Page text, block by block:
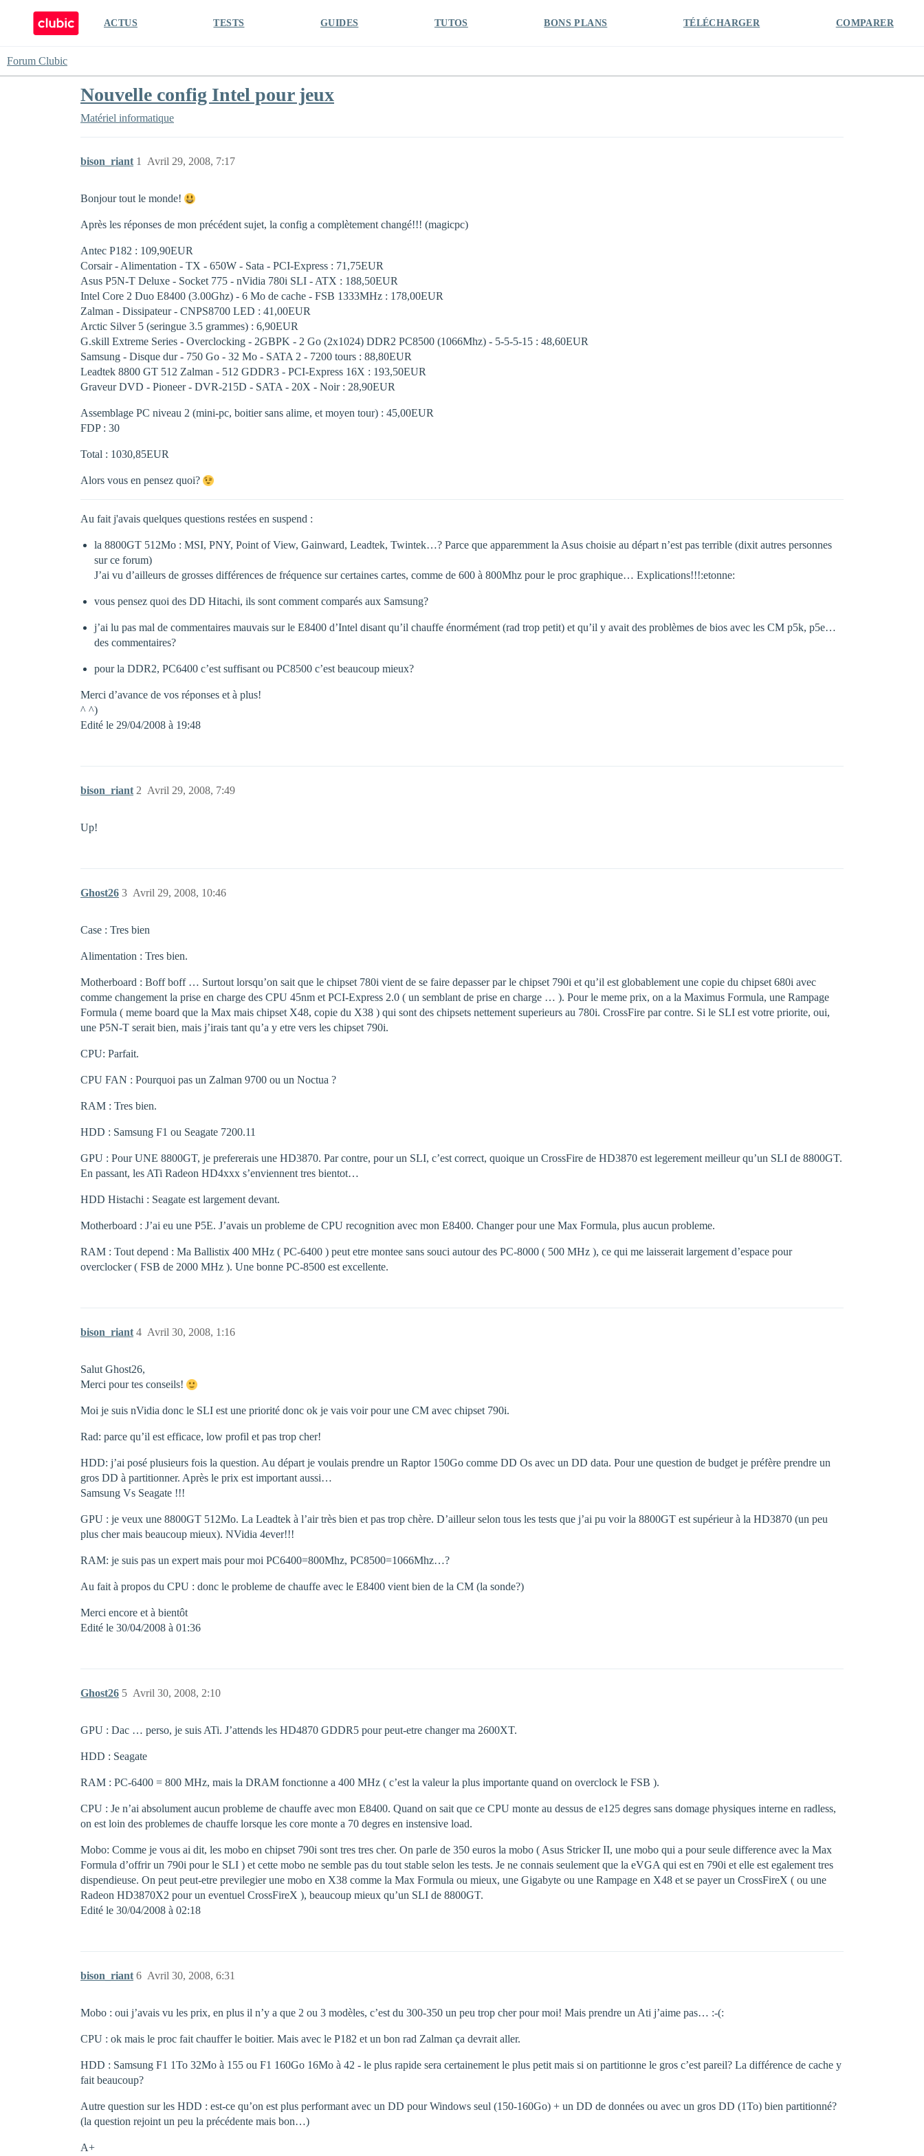
ACTUS TESTS GUIDES TUTOS BONS PLANS TÉLÉCHARGER COMPARER
Forum Clubic
Nouvelle config Intel pour jeux
Matériel informatique
bison_riant Avril 29, 2008, 7:17
1
Bonjour tout le monde!
Après les réponses de mon précédent sujet, la config a complètement changé!!! (magicpc)
Antec P182 : 109,90EUR
Corsair - Alimentation - TX - 650W - Sata - PCI-Express : 71,75EUR
Asus P5N-T Deluxe - Socket 775 - nVidia 780i SLI - ATX : 188,50EUR
Intel Core 2 Duo E8400 (3.00Ghz) - 6 Mo de cache - FSB 1333MHz : 178,00EUR
Zalman - Dissipateur - CNPS8700 LED : 41,00EUR
Arctic Silver 5 (seringue 3.5 grammes) : 6,90EUR
G.skill Extreme Series - Overclocking - 2GBPK - 2 Go (2x1024) DDR2 PC8500 (1066Mhz) - 5-5-5-15 : 48,60EUR
Samsung - Disque dur - 750 Go - 32 Mo - SATA 2 - 7200 tours : 88,80EUR
Leadtek 8800 GT 512 Zalman - 512 GDDR3 - PCI-Express 16X : 193,50EUR
Graveur DVD - Pioneer - DVR-215D - SATA - 20X - Noir : 28,90EUR
Assemblage PC niveau 2 (mini-pc, boitier sans alime, et moyen tour) : 45,00EUR
FDP : 30
Total : 1030,85EUR
Alors vous en pensez quoi?
Au fait j'avais quelques questions restées en suspend :
la 8800GT 512Mo : MSI, PNY, Point of View, Gainward, Leadtek, Twintek…? Parce que apparemment la Asus choisie au départ n’est pas terrible (dixit autres personnes
sur ce forum)
J’ai vu d’ailleurs de grosses différences de fréquence sur certaines cartes, comme de 600 à 800Mhz pour le proc graphique… Explications!!!:etonne:
vous pensez quoi des DD Hitachi, ils sont comment comparés aux Samsung?
j’ai lu pas mal de commentaires mauvais sur le E8400 d’Intel disant qu’il chauffe énormément (rad trop petit) et qu’il y avait des problèmes de bios avec les CM p5k, p5e…
des commentaires?
pour la DDR2, PC6400 c’est suffisant ou PC8500 c’est beaucoup mieux?
Merci d’avance de vos réponses et à plus!
^ ^)
Edité le 29/04/2008 à 19:48
bison_riant Avril 29, 2008, 7:49
2
Up!
Ghost26 Avril 29, 2008, 10:46
3
Case : Tres bien
Alimentation : Tres bien.
Motherboard : Boff boff … Surtout lorsqu’on sait que le chipset 780i vient de se faire depasser par le chipset 790i et qu’il est globablement une copie du chipset 680i avec
comme changement la prise en charge des CPU 45nm et PCI-Express 2.0 ( un semblant de prise en charge … ). Pour le meme prix, on a la Maximus Formula, une Rampage
Formula ( meme board que la Max mais chipset X48, copie du X38 ) qui sont des chipsets nettement superieurs au 780i. CrossFire par contre. Si le SLI est votre priorite, oui,
une P5N-T serait bien, mais j’irais tant qu’a y etre vers les chipset 790i.
CPU: Parfait.
CPU FAN : Pourquoi pas un Zalman 9700 ou un Noctua ?
RAM : Tres bien.
HDD : Samsung F1 ou Seagate 7200.11
GPU : Pour UNE 8800GT, je prefererais une HD3870. Par contre, pour un SLI, c’est correct, quoique un CrossFire de HD3870 est legerement meilleur qu’un SLI de 8800GT.
En passant, les ATi Radeon HD4xxx s’enviennent tres bientot…
HDD Histachi : Seagate est largement devant.
Motherboard : J’ai eu une P5E. J’avais un probleme de CPU recognition avec mon E8400. Changer pour une Max Formula, plus aucun probleme.
RAM : Tout depend : Ma Ballistix 400 MHz ( PC-6400 ) peut etre montee sans souci autour des PC-8000 ( 500 MHz ), ce qui me laisserait largement d’espace pour
overclocker ( FSB de 2000 MHz ). Une bonne PC-8500 est excellente.
bison_riant Avril 30, 2008, 1:16
4
Salut Ghost26,
Merci pour tes conseils!
Moi je suis nVidia donc le SLI est une priorité donc ok je vais voir pour une CM avec chipset 790i.
Rad: parce qu’il est efficace, low profil et pas trop cher!
HDD: j’ai posé plusieurs fois la question. Au départ je voulais prendre un Raptor 150Go comme DD Os avec un DD data. Pour une question de budget je préfère prendre un
gros DD à partitionner. Après le prix est important aussi…
Samsung Vs Seagate !!!
GPU : je veux une 8800GT 512Mo. La Leadtek à l’air très bien et pas trop chère. D’ailleur selon tous les tests que j’ai pu voir la 8800GT est supérieur à la HD3870 (un peu
plus cher mais beaucoup mieux). NVidia 4ever!!!
RAM: je suis pas un expert mais pour moi PC6400=800Mhz, PC8500=1066Mhz…?
Au fait à propos du CPU : donc le probleme de chauffe avec le E8400 vient bien de la CM (la sonde?)
Merci encore et à bientôt
Edité le 30/04/2008 à 01:36
Ghost26 Avril 30, 2008, 2:10
5
GPU : Dac … perso, je suis ATi. J’attends les HD4870 GDDR5 pour peut-etre changer ma 2600XT.
HDD : Seagate
RAM : PC-6400 = 800 MHz, mais la DRAM fonctionne a 400 MHz ( c’est la valeur la plus importante quand on overclock le FSB ).
CPU : Je n’ai absolument aucun probleme de chauffe avec mon E8400. Quand on sait que ce CPU monte au dessus de e125 degres sans domage physiques interne en radless,
on est loin des problemes de chauffe lorsque les core monte a 70 degres en instensive load.
Mobo: Comme je vous ai dit, les mobo en chipset 790i sont tres tres cher. On parle de 350 euros la mobo ( Asus Stricker II, une mobo qui a pour seule difference avec la Max
Formula d’offrir un 790i pour le SLI ) et cette mobo ne semble pas du tout stable selon les tests. Je ne connais seulement que la eVGA qui est en 790i et elle est egalement tres
dispendieuse. On peut peut-etre previlegier une mobo en X38 comme la Max Formula ou mieux, une Gigabyte ou une Rampage en X48 et se payer un CrossFireX ( ou une
Radeon HD3870X2 pour un eventuel CrossFireX ), beaucoup mieux qu’un SLI de 8800GT.
Edité le 30/04/2008 à 02:18
bison_riant Avril 30, 2008, 6:31
6
Mobo : oui j’avais vu les prix, en plus il n’y a que 2 ou 3 modèles, c’est du 300-350 un peu trop cher pour moi! Mais prendre un Ati j’aime pas… :-(:
CPU : ok mais le proc fait chauffer le boitier. Mais avec le P182 et un bon rad Zalman ça devrait aller.
HDD : Samsung F1 1To 32Mo à 155 ou F1 160Go 16Mo à 42 - le plus rapide sera certainement le plus petit mais si on partitionne le gros c’est pareil? La différence de cache y
fait beaucoup?
Autre question sur les HDD : est-ce qu’on est plus performant avec un DD pour Windows seul (150-160Go) + un DD de données ou avec un gros DD (1To) bien partitionné?
(la question rejoint un peu la précédente mais bon…)
A+